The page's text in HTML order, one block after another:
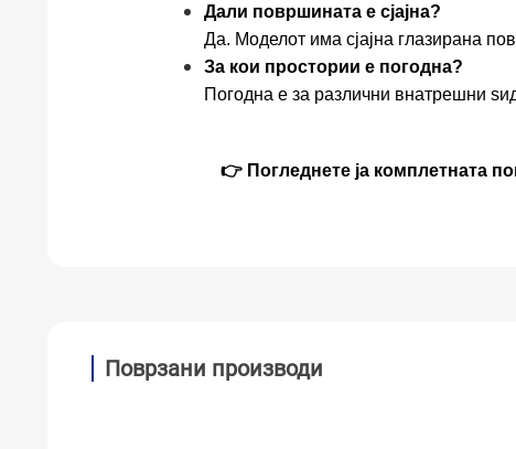
Дали површината е сјајна?
Да. Моделот има сјајна глазирана
За кои простории е погодна?
Погодна е за различни внатрешни
👉 Погледнете ја комплетната
Поврзани производи